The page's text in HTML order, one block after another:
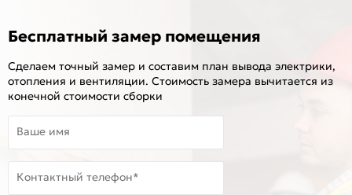
Бесплатный замер помещения
Сделаем точный замер и составим план вывода электрики,
отопления и вентиляции. Стоимость замера вычитается из
конечной стоимости сборки
Ваше имя
Контактный телефон*